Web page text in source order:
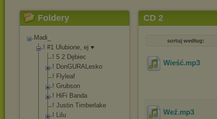
Foldery
Madi_
! #1 Ulubione, ej ♥
! 5 2 Dębiec
! DonGURALesko
! Flyleaf
! Grubson
! HiFi Banda
! Justin Timberlake
! Lilu
CD 2
sortuj według:
Wieść.mp3
Weź.mp3